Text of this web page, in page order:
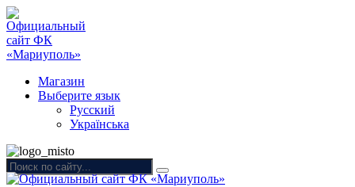
Магазин
Выберите язык
Русский
Українська